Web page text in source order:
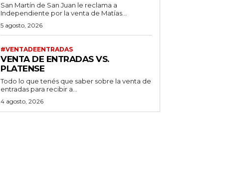
San Martín de San Juan le reclama a
Independiente por la venta de Matías...
5 agosto, 2026
#VENTADEENTRADAS
VENTA DE ENTRADAS VS.
PLATENSE
Todo lo que tenés que saber sobre la venta de
entradas para recibir a...
4 agosto, 2026